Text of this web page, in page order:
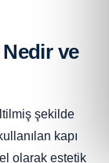
Nedir ve
şekilde
kapı
olarak estetik